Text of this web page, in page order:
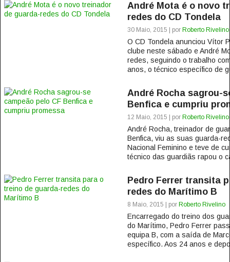
André Mota é o novo
redes do CD Tondela
30 Maio, 2015 | por Roberto Rivelino
O CD Tondela anunciou Vítor
clube neste sábado e André
redes, seguindo o trabalho
anos, o técnico específico de
André Rocha sagrou-
Benfica e cumpriu
12 Maio, 2015 | por Roberto Rivelino
André Rocha, treinador de
Benfica, viu as suas guarda-
Nacional Feminino e teve de
técnico das guardiãs rapou o
Pedro Ferrer transita
redes do Marítimo B
8 Maio, 2015 | por Roberto Rivelino
Encarregado do treino dos
do Marítimo, Pedro Ferrer
equipa B, com a saída de
específico. Aos 24 anos e